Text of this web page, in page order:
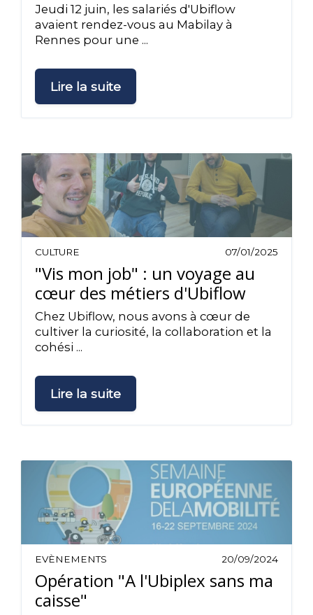
Jeudi 12 juin, les salariés d'Ubiflow
avaient rendez-vous au Mabilay à
Rennes pour une ...
Lire la suite
CULTURE 07/01/2025
"Vis mon job" : un voyage au
cœur des métiers d'Ubiflow
Chez Ubiflow, nous avons à cœur de
cultiver la curiosité, la collaboration et la
cohési ...
Lire la suite
EVÈNEMENTS 20/09/2024
Opération "A l'Ubiplex sans ma
caisse"